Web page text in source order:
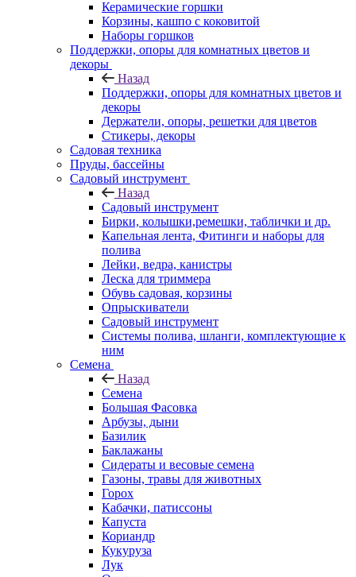
Керамические горшки
Корзины, кашпо с коковитой
Наборы горшков
Поддержки, опоры для комнатных цветов и
декоры
Назад
Поддержки, опоры для комнатных цветов и
декоры
Держатели, опоры, решетки для цветов
Стикеры, декоры
Садовая техника
Пруды, бассейны
Садовый инструмент
Назад
Садовый инструмент
Бирки, колышки,ремешки, таблички и др.
Капельная лента, Фитинги и наборы для
полива
Лейки, ведра, канистры
Леска для триммера
Обувь садовая, корзины
Опрыскиватели
Садовый инструмент
Системы полива, шланги, комплектующие к
ним
Семена
Назад
Семена
Большая Фасовка
Арбузы, дыни
Базилик
Баклажаны
Сидераты и весовые семена
Газоны, травы для животных
Горох
Кабачки, патиссоны
Капуста
Кориандр
Кукуруза
Лук